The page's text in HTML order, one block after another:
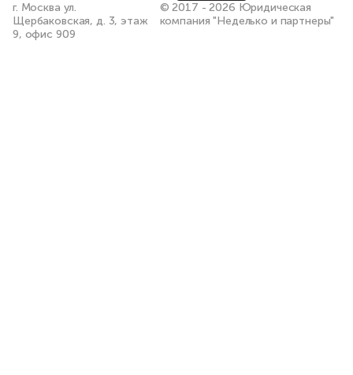
г. Москва ул.
Щербаковская, д. 3, этаж
9, офис 909
© 2017 - 2026 Юридическая
компания "Неделько и партнеры"